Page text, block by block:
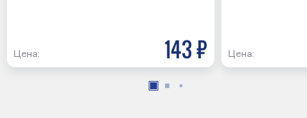
Цена: 143 р Цена: